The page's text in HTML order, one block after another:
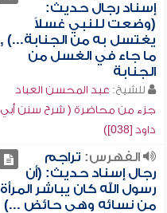
إسناد رجال حديث:
(وضعت للنبي غسلاً
يغتسل به من الجنابة...) ,
ما جاء في الغسل من
الجنابة
للشيخ: عبد المحسن العباد
جزء من محاضرة ( شرح سنن أبي
داود [038])
الفهرس: تراجم
رجال إسناد حديث: (أن
رسول الله كان يباشر المرأة
من نسائه وهي حائض ...)